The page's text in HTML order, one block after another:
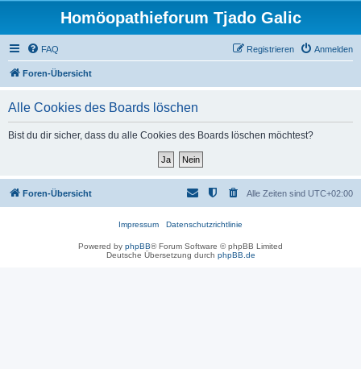
Homöopathieforum Tjado Galic
FAQ Anmelden
Registrieren
Foren-Übersicht
Alle Cookies des Boards löschen
Bist du dir sicher, dass du alle Cookies des Boards löschen möchtest?
Foren-Übersicht Alle Zeiten sind UTC+02:00
Impressum Datenschutzrichtlinie
Powered by phpBB® Forum Software © phpBB Limited
Deutsche Übersetzung durch phpBB.de